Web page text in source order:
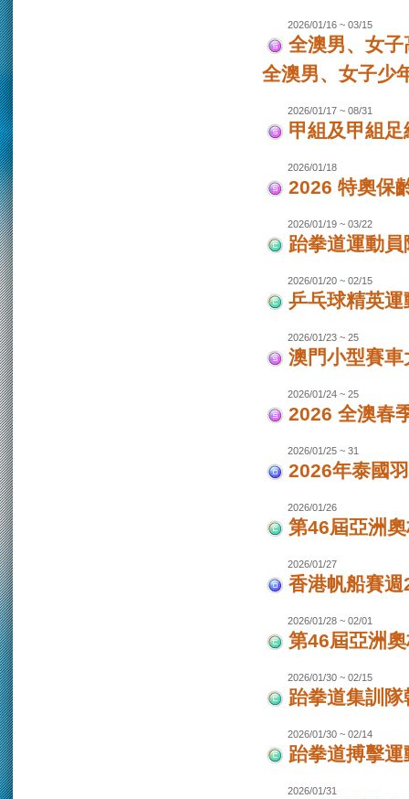
2026/01/16 ~ 03/15
全澳男、女
全澳男、女子少
2026/01/17 ~ 08/31
甲組及甲組
2026/01/18
2026 特奧保
2026/01/19 ~ 03/22
跆拳道運動
2026/01/20 ~ 02/15
乒乓球精英
2026/01/23 ~ 25
澳門小型賽
2026/01/24 ~ 25
2026 全澳春
2026/01/25 ~ 31
2026年泰國
2026/01/26
第46屆亞洲
2026/01/27
香港帆船賽
2026/01/28 ~ 02/01
第46屆亞洲
2026/01/30 ~ 02/15
跆拳道集訓
2026/01/30 ~ 02/14
跆拳道搏擊
2026/01/31